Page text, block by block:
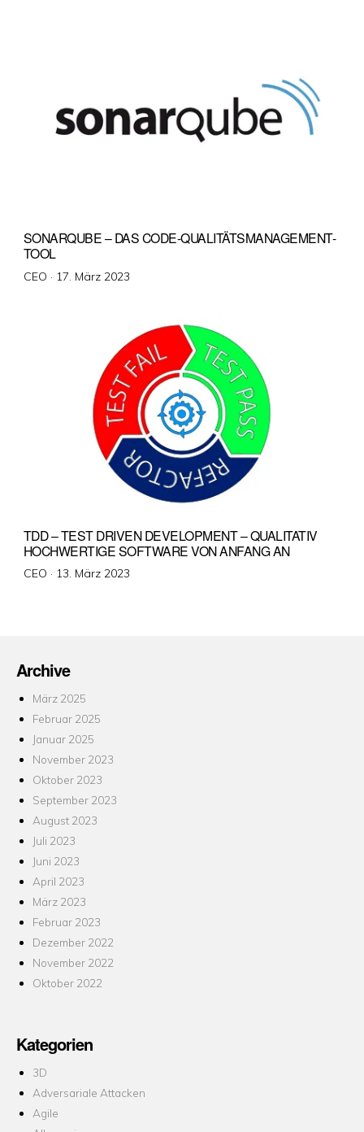
SONARQUBE – DAS CODE-QUALITÄTSMANAGEMENT-
TOOL
CEO · Veröffentlicht
17. März 2023
TDD – TEST DRIVEN DEVELOPMENT – QUALITATIV
HOCHWERTIGE SOFTWARE VON ANFANG AN
CEO · Veröffentlicht
13. März 2023
Archive
März 2025
Februar 2025
Januar 2025
November 2023
Oktober 2023
September 2023
August 2023
Juli 2023
Juni 2023
April 2023
März 2023
Februar 2023
Dezember 2022
November 2022
Oktober 2022
Kategorien
3D
Adversariale Attacken
Agile